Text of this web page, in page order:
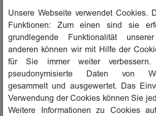
Finanzierungsfragen für die
Wohnungswirtschaft und bot
Plattform für Austausch,
Perspektiven innerhalb der
heute freuen wir uns auf die
Veranstaltung im kommenden
Zurück
Unsere Webseite verwendet Cookies.
Funktionen: Zum einen sind sie
grundlegende Funktionalität
anderen können wir mit Hilfe der
für Sie immer weiter verbessern.
pseudonymisierte Daten von
gesammelt und ausgewertet. Das
Verwendung der Cookies können Sie
Weitere Informationen zu Cookies